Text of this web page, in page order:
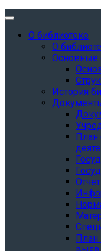
О библиотеке
О
Основные
История
План
План